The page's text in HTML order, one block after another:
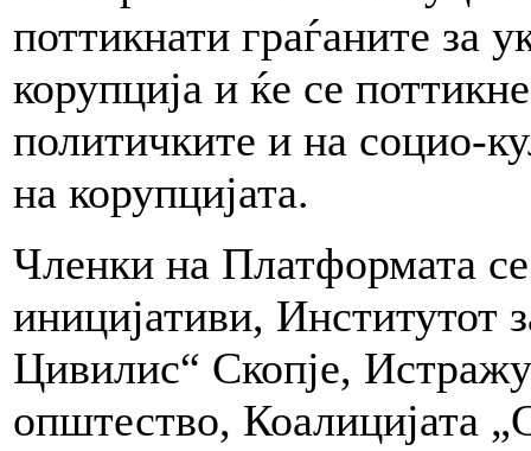
поттикнати граѓаните за
корупција и ќе се
политичките и на социо-
на корупцијата.
Членки на Платформата
иницијативи, Институтот
Цивилис“ Скопје,
општество, Коалицијата